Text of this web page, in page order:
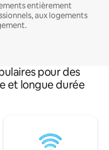
entièrement
aux logements
pour des
et longue durée